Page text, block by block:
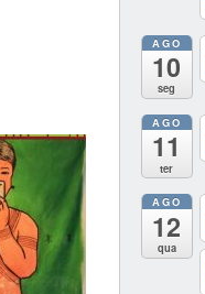
AGO
10
seg
AGO
11
ter
AGO
12
qua